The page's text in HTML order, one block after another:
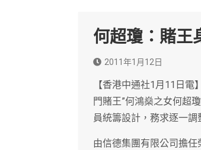
何超瓊：賭王
2011年1月12日
【香港中通社1月11日電
門賭王”何鴻燊之女何超
員統籌設計，務求逐一調
由信德集團有限公司擔